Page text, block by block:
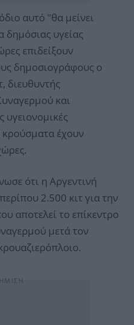
αυτό "θα μείνει
δημόσιας υγείας
επιδείξουν
δημοσιογράφους ο
διευθυντής
και
υγειονομικές
έχουν
ότι η Αργεντινή
2.500 κιτ για την
αποτελεί το επίκεντρο
μετά τον